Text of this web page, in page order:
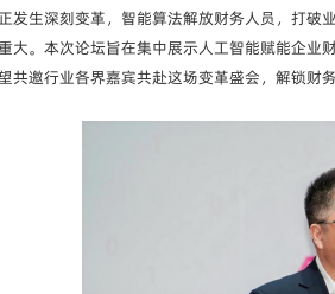
发生深刻变革，智能算法解放财务人员，打破
大。本次论坛旨在集中展示人工智能赋能企业
共邀行业各界嘉宾共赴这场变革盛会，解锁财